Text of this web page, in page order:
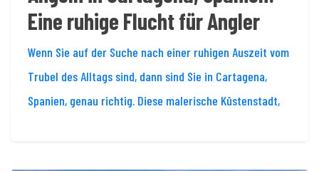
Eine ruhige Flucht für Angler
Wenn Sie auf der Suche nach einer ruhigen Auszeit vom
Trubel des Alltags sind, dann sind Sie in Cartagena,
Spanien, genau richtig. Diese malerische Küstenstadt,